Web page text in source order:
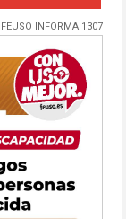
FEUSO INFORMA 1307